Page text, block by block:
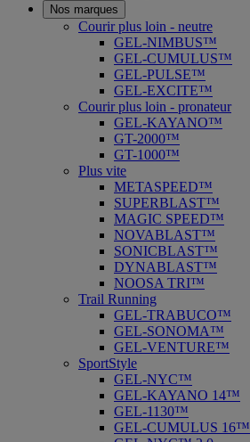
Nos marques
Courir plus loin - neutre
GEL-NIMBUS™
GEL-CUMULUS™
GEL-PULSE™
GEL-EXCITE™
Courir plus loin - pronateur
GEL-KAYANO™
GT-2000™
GT-1000™
Plus vite
METASPEED™
SUPERBLAST™
MAGIC SPEED™
NOVABLAST™
SONICBLAST™
DYNABLAST™
NOOSA TRI™
Trail Running
GEL-TRABUCO™
GEL-SONOMA™
GEL-VENTURE™
SportStyle
GEL-NYC™
GEL-KAYANO 14™
GEL-1130™
GEL-CUMULUS 16™